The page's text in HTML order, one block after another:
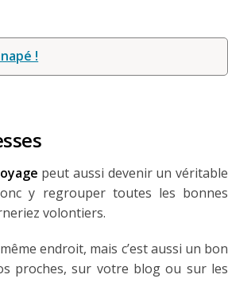
!
peut aussi devenir un véritable
y regrouper toutes les bonnes
volontiers.
endroit, mais c’est aussi un bon
proches, sur votre blog ou sur les